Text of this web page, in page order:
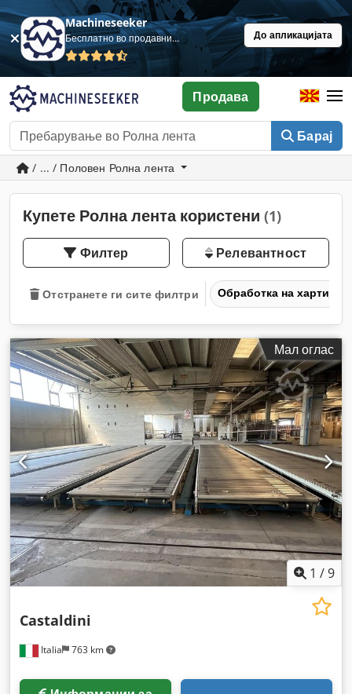
Machineseeker
Бесплатно во продавница До апликацијата
Барај
Продава
/ ... / Половен Ролна лента
Купете Ролна лента користени (1)
Филтер Релевантност
Отстранете ги сите филтри Обработка на хартија
Мал оглас
1 /9
Italia 763 km
Castaldini